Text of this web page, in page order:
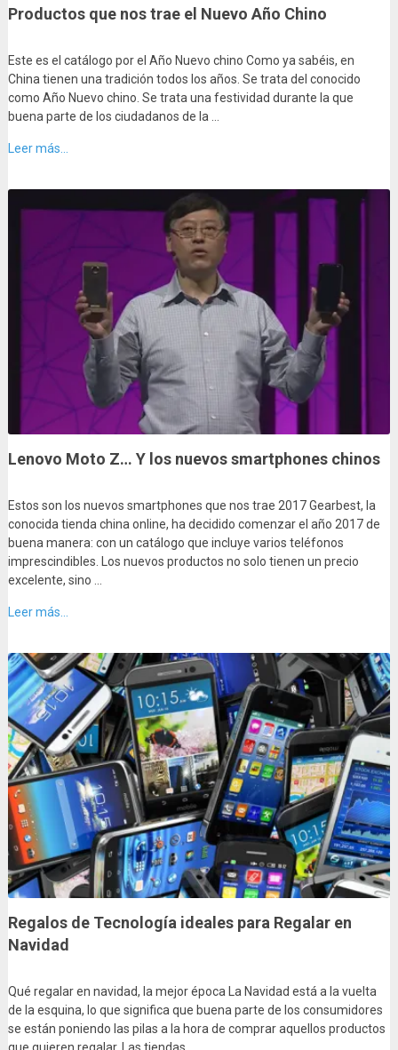
Productos que nos trae el Nuevo Año Chino
Este es el catálogo por el Año Nuevo chino Como ya sabéis, en
China tienen una tradición todos los años. Se trata del conocido
como Año Nuevo chino. Se trata una festividad durante la que
buena parte de los ciudadanos de la …
Leer más...
Lenovo Moto Z… Y los nuevos smartphones chinos
Estos son los nuevos smartphones que nos trae 2017 Gearbest, la
conocida tienda china online, ha decidido comenzar el año 2017 de
buena manera: con un catálogo que incluye varios teléfonos
imprescindibles. Los nuevos productos no solo tienen un precio
excelente, sino …
Leer más...
Regalos de Tecnología ideales para Regalar en
Navidad
Qué regalar en navidad, la mejor época La Navidad está a la vuelta
de la esquina, lo que significa que buena parte de los consumidores
se están poniendo las pilas a la hora de comprar aquellos productos
que quieren regalar. Las tiendas, …